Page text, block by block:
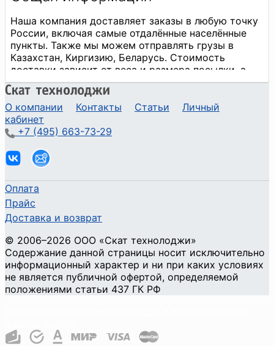
О компании Контакты Статьи
Личный
кабинет
+7 (495) 663-73-29
Оплата
Прайс
Доставка и возврат
© 2006–2026 ООО «Скат технолоджи»
Содержание данной страницы носит исключительно
информационный характер и ни при каких условиях
не является публичной офертой, определяемой
положениями статьи 437 ГК РФ